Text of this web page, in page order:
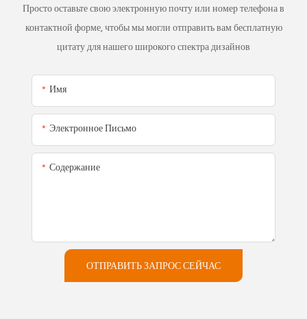
Просто оставьте свою электронную почту или номер телефона в
контактной форме, чтобы мы могли отправить вам бесплатную
цитату для нашего широкого спектра дизайнов
Имя
Электронное Письмо
Содержание
ОТПРАВИТЬ ЗАПРОС СЕЙЧАС